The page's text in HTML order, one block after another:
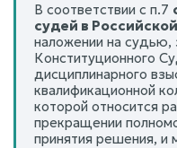
В соответствии с п.7
судей в
наложении на судью,
Конституционного
дисциплинарного
квалификационной
которой относится
прекращении
принятия решения, и